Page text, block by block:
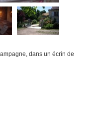
dans un écrin de